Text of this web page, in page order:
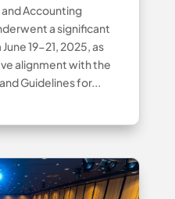
Accounting
a significant
19-21, 2025, as
alignment with the
Guidelines for...